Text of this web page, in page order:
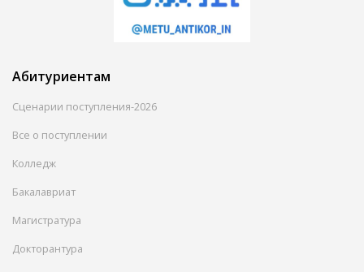
Абитуриентам
Сценарии поступления-2026
Все о поступлении
Колледж
Бакалавриат
Магистратура
Докторантура